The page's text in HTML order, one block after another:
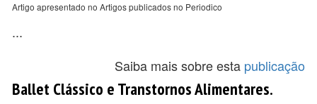
Artigo apresentado no Artigos publicados no Periodico
...
Saiba mais sobre esta publicação
Ballet Clássico e Transtornos Alimentares.